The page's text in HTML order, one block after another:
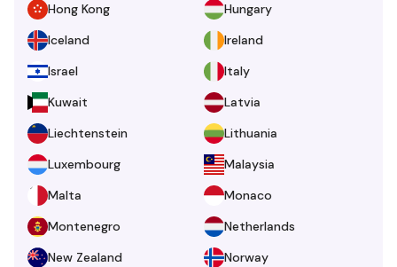
Hong Kong
Hungary
Iceland
Ireland
Israel
Italy
Kuwait
Latvia
Liechtenstein
Lithuania
Luxembourg
Malaysia
Malta
Monaco
Montenegro
Netherlands
New Zealand
Norway